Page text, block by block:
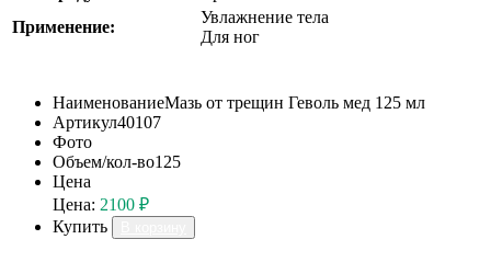
Применение:
Увлажнение тела
Для ног
НаименованиеМазь от трещин Геволь мед 125 мл
Артикул40107
Фото
Объем/кол-во125
Цена
Цена: 2100 ₽
Купить